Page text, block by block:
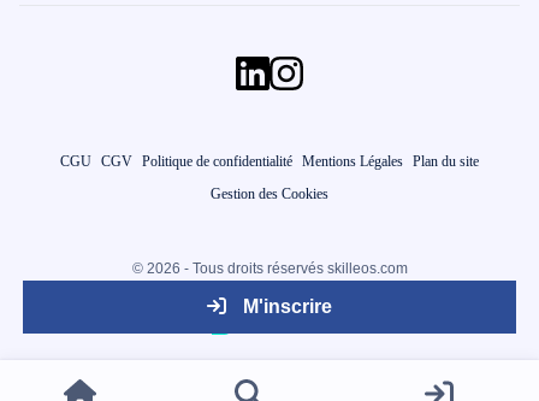
M'inscrire
CGU CGV Politique de confidentialité Mentions Légales Plan du site
Gestion des Cookies
© 2026 - Tous droits réservés skilleos.com